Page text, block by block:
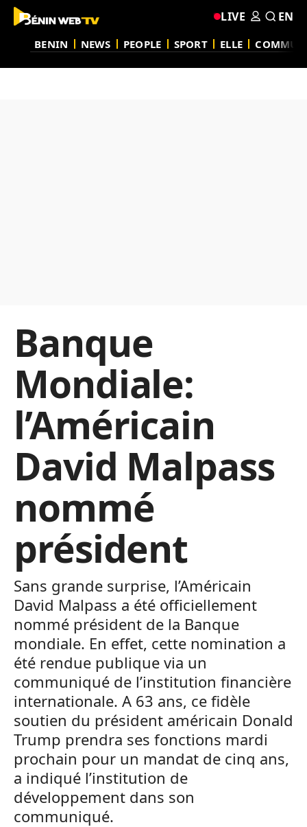
BENIN NEWS PEOPLE SPORT ELLE
LIVE EN
Banque
Mondiale:
l’Américain
David Malpass
nommé
président
Sans grande surprise, l’Américain
David Malpass a été officiellement
nommé président de la Banque
mondiale. En effet, cette nomination a
été rendue publique via un
communiqué de l’institution financière
internationale. A 63 ans, ce fidèle
soutien du président américain Donald
Trump prendra ses fonctions mardi
prochain pour un mandat de cinq ans,
a indiqué l’institution de
développement dans son
communiqué.